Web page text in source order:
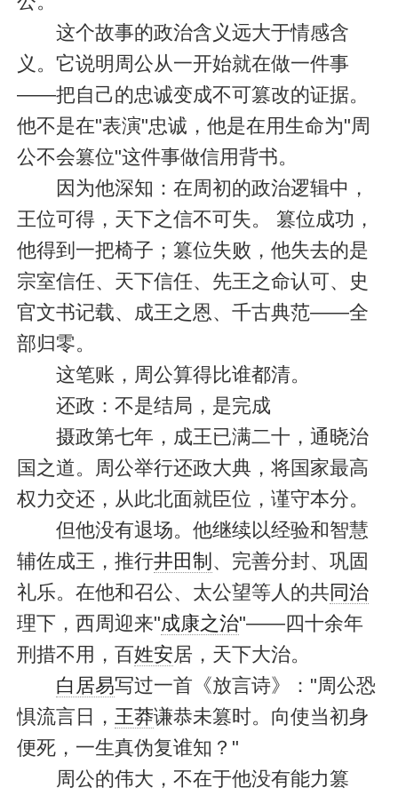
这个故事的政治含义远大于情感含
义。它说明周公从一开始就在做一件事
——把自己的忠诚变成不可篡改的证据。
他不是在"表演"忠诚，他是在用生命为"周
公不会篡位"这件事做信用背书。
因为他深知：在周初的政治逻辑中，
王位可得，天下之信不可失。 篡位成功，
他得到一把椅子；篡位失败，他失去的是
宗室信任、天下信任、先王之命认可、史
官文书记载、成王之恩、千古典范——全
部归零。
这笔账，周公算得比谁都清。
还政：不是结局，是完成
摄政第七年，成王已满二十，通晓治
国之道。周公举行还政大典，将国家最高
权力交还，从此北面就臣位，谨守本分。
但他没有退场。他继续以经验和智慧
辅佐成王，推行井田制 、完善分封、巩固
礼乐。在他和召公、太公望等人的共同治
理下，西周迎来"成康之治"——四十余年
刑措不用，百姓安居，天下大治。
白居易写过一首《放言诗》："周公恐
惧流言日， 王莽谦恭未篡时。向使当初身
便死，一生真伪复谁知？"
周公的伟大，不在于他没有能力篡